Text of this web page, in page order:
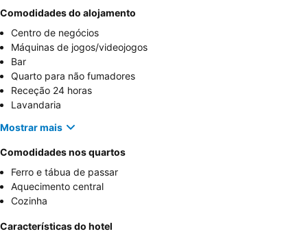
Comodidades do alojamento
Centro de negócios
Máquinas de jogos/videojogos
Bar
Quarto para não fumadores
Receção 24 horas
Lavandaria
Mostrar mais
Comodidades nos quartos
Ferro e tábua de passar
Aquecimento central
Cozinha
Características do hotel